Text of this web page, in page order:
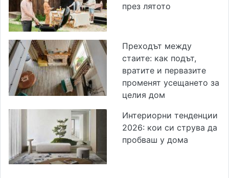
през лятото
Преходът между
стаите: как подът,
вратите и первазите
променят усещането за
целия дом
Интериорни тенденции
2026: кои си струва да
пробваш у дома